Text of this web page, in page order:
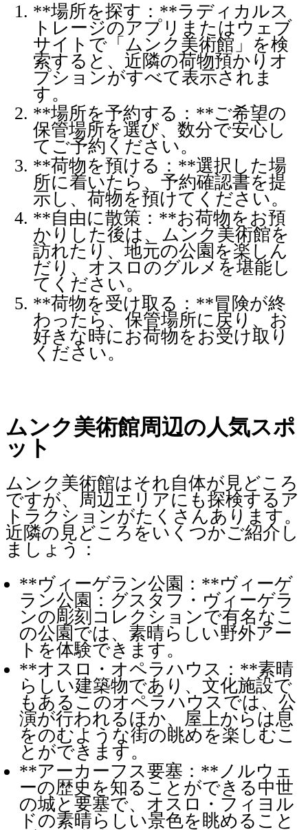
**場所を探す：**ラディカルス
トレージのアプリまたはウェブ
サイトで「ムンク美術館」を検
索すると、近隣の荷物預かりオ
プションがすべて表示されま
す。
**場所を予約する：**ご希望の
保管場所を選び、数分で安心し
てご予約ください。
**荷物を預ける：**選択した場
所に着いたら、予約確認書を提
示し、荷物を預けてください。
**自由に散策：**お荷物をお預
かりした後は、ムンク美術館を
訪れたり、地元の公園を楽しん
だり、オスロのグルメを堪能し
てください。
**荷物を受け取る：**冒険が終
わったら、保管場所に戻り、お
好きな時にお荷物をお受け取り
ください。
ムンク美術館周辺の人気スポ
ット
ムンク美術館はそれ自体が見どころ
ですが、周辺エリアにも探検するア
トラクションがたくさんあります。
近隣の見どころをいくつかご紹介し
ましょう：
**ヴィーゲラン公園：**ヴィーゲ
ラン公園：グスタフ・ヴィーゲラ
ンの彫刻コレクションで有名なこ
の公園では、素晴らしい野外アー
トを体験できます。
**オスロ・オペラハウス：**素晴
らしい建築物であり、文化施設で
もあるこのオペラハウスでは、公
演が行われるほか、屋上からは息
をのむような街の眺めを楽しむこ
とができます。
**アーカーフス要塞：**ノルウェ
ーの歴史を知ることができる中世
の城と要塞で、オスロ・フィヨル
ドの素晴らしい景色を眺めること